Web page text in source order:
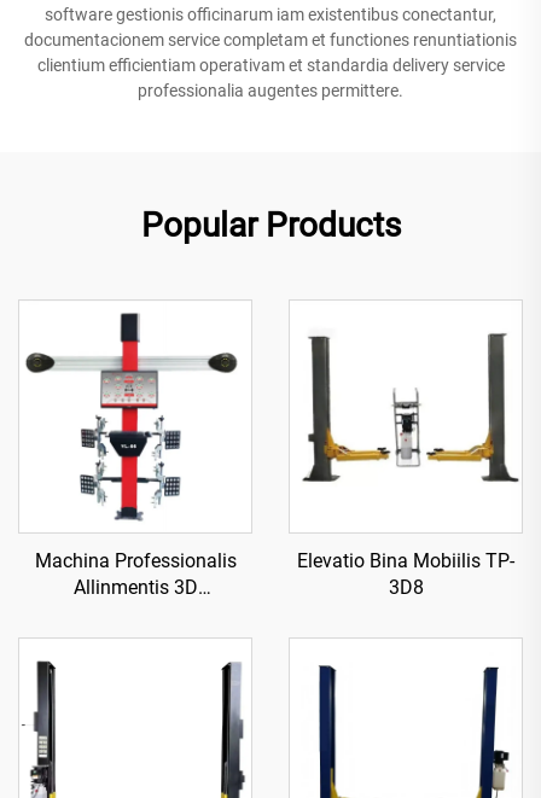
software gestionis officinarum iam existentibus conectantur,
documentacionem service completam et functiones renuntiationis
clientium efficientiam operativam et standardia delivery service
professionalia augentes permittere.
Popular Products
Machina Professionalis
Allinmentis 3D
Elevatio Bina Mobiilis TP-
3D8